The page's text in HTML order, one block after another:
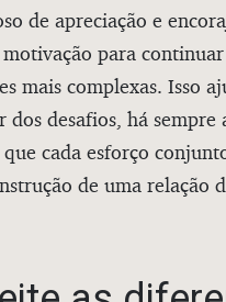
de apreciação e
para
mais complexas. Isso
dos desafios, há
cada esforço
de uma relação